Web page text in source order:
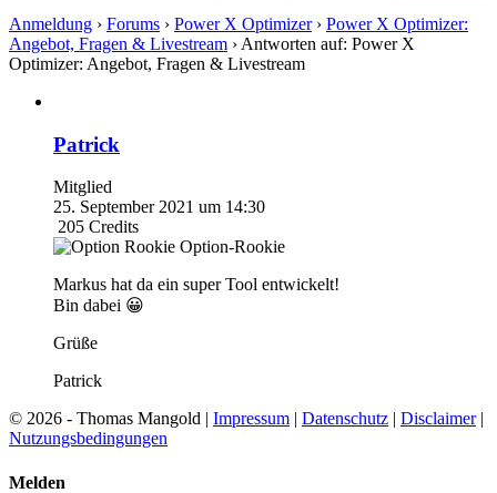
Anmeldung › Forums › Power X Optimizer › Power X Optimizer:
Angebot, Fragen & Livestream › Antworten auf: Power X
Optimizer: Angebot, Fragen & Livestream
Patrick
Mitglied
25. September 2021 um 14:30
205 Credits
Option-Rookie
Markus hat da ein super Tool entwickelt!
Bin dabei 😀
Grüße
Patrick
© 2026 - Thomas Mangold | Impressum | Datenschutz | Disclaimer|
Nutzungsbedingungen
Melden